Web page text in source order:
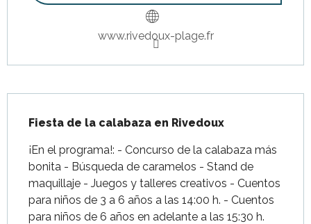
www.rivedoux-plage.fr
Fiesta de la calabaza en Rivedoux
¡En el programa!: - Concurso de la calabaza más
bonita - Búsqueda de caramelos - Stand de
maquillaje - Juegos y talleres creativos - Cuentos
para niños de 3 a 6 años a las 14:00 h. - Cuentos
para niños de 6 años en adelante a las 15:30 h.